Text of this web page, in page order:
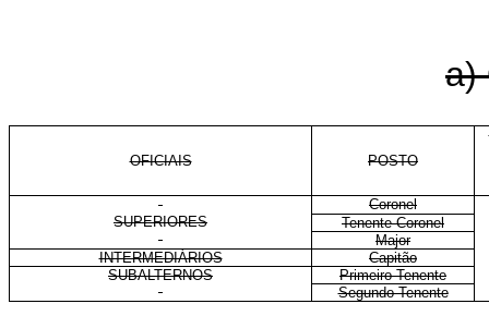
a)
OFICIAIS POSTO
Coronel
SUPERIORES
Tenente-Coronel
Major
INTERMEDIÁRIOS
Capitão
SUBALTERNOS
Primeiro-Tenente
Segundo-Tenente